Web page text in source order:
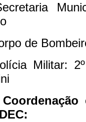
de
Militar: